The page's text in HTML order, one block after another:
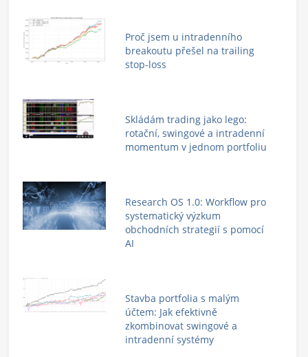
Proč jsem u intradenního
breakoutu přešel na trailing
stop-loss
Skládám trading jako lego:
rotační, swingové a intradenní
momentum v jednom portfoliu
Research OS 1.0: Workflow pro
systematický výzkum
obchodních strategií s pomocí
AI
Stavba portfolia s malým
účtem: Jak efektivně
zkombinovat swingové a
intradenní systémy